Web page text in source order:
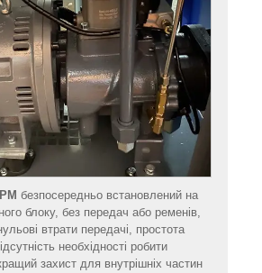
безпосередньо встановлений на
блоку, без передач або ременів,
втрати передачі, простота
необхідності робити
захист для внутрішніх частин